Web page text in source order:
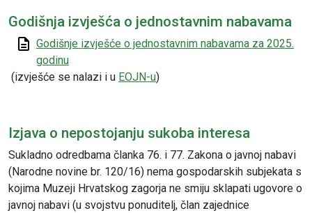
Godišnja izvješća o jednostavnim nabavama
Godišnje izvješće o jednostavnim nabavama za 2025.
godinu
(izvješće se nalazi i u EOJN-u)
Izjava o nepostojanju sukoba interesa
Sukladno odredbama članka 76. i 77. Zakona o javnoj nabavi
(Narodne novine br. 120/16) nema gospodarskih subjekata s
kojima Muzeji Hrvatskog zagorja ne smiju sklapati ugovore o
javnoj nabavi (u svojstvu ponuditelj, član zajednice